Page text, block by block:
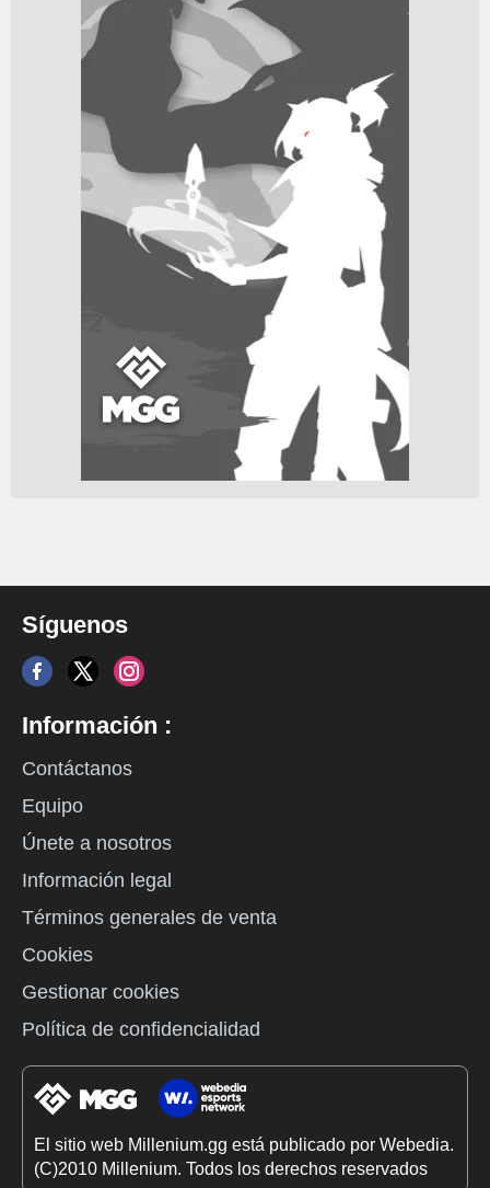
Síguenos
Información :
Contáctanos
Equipo
Únete a nosotros
Información legal
Términos generales de venta
Cookies
Gestionar cookies
Política de confidencialidad
El sitio web Millenium.gg está publicado por Webedia.
(C)2010 Millenium. Todos los derechos reservados